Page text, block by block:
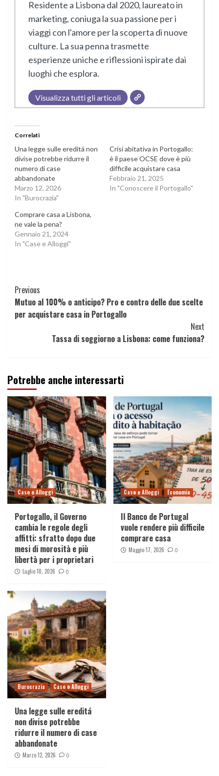
Residente a Lisbona dal 2020, laureato in
marketing, coniuga la sua passione per i
viaggi con l'amore per la scoperta di nuove
culture. La sua penna trasmette
esperienze uniche e riflessioni ispirate dai
luoghi che esplora.
Visualizza tutti gli articoli
Correlati
Una legge sulle ereditá non
divise potrebbe ridurre il
numero di case
abbandonate
Marzo 12, 2026
In "Burocrazia"
Crisi abitativa in Portogallo:
è il paese OCSE dove è più
difficile acquistare casa
Febbraio 21, 2025
In "Conoscere il Portogallo"
Comprare casa a Lisbona,
ne vale la pena?
Gennaio 21, 2024
In "Case e Alloggi"
Continue
Reading
Previous
Mutuo al 100% o anticipo? Pro e contro delle due scelte
per acquistare casa in Portogallo
Next
Tassa di soggiorno a Lisbona: come funziona?
Potrebbe anche interessarti
Case e Alloggi
Portogallo, il Governo
cambia le regole degli
affitti: sfratto dopo due
mesi di morosità e più
libertà per i proprietari
Luglio 10, 2026 0
Case e Alloggi Economia
Il Banco de Portugal
vuole rendere più difficile
comprare casa
Maggio 17, 2026 0
Burocrazia Case e Alloggi
Una legge sulle ereditá
non divise potrebbe
ridurre il numero di case
abbandonate
Marzo 12, 2026 0